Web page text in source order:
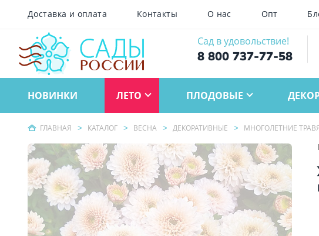
Доставка и оплата Контакты О нас Опт
Сад в удовольствие!
8 800 737-77-58
НОВИНКИ ЛЕТО ПЛОДОВЫЕ
ГЛАВНАЯ КАТАЛОГ ВЕСНА ДЕКОРАТИВНЫЕ МНОГОЛЕТНИЕ